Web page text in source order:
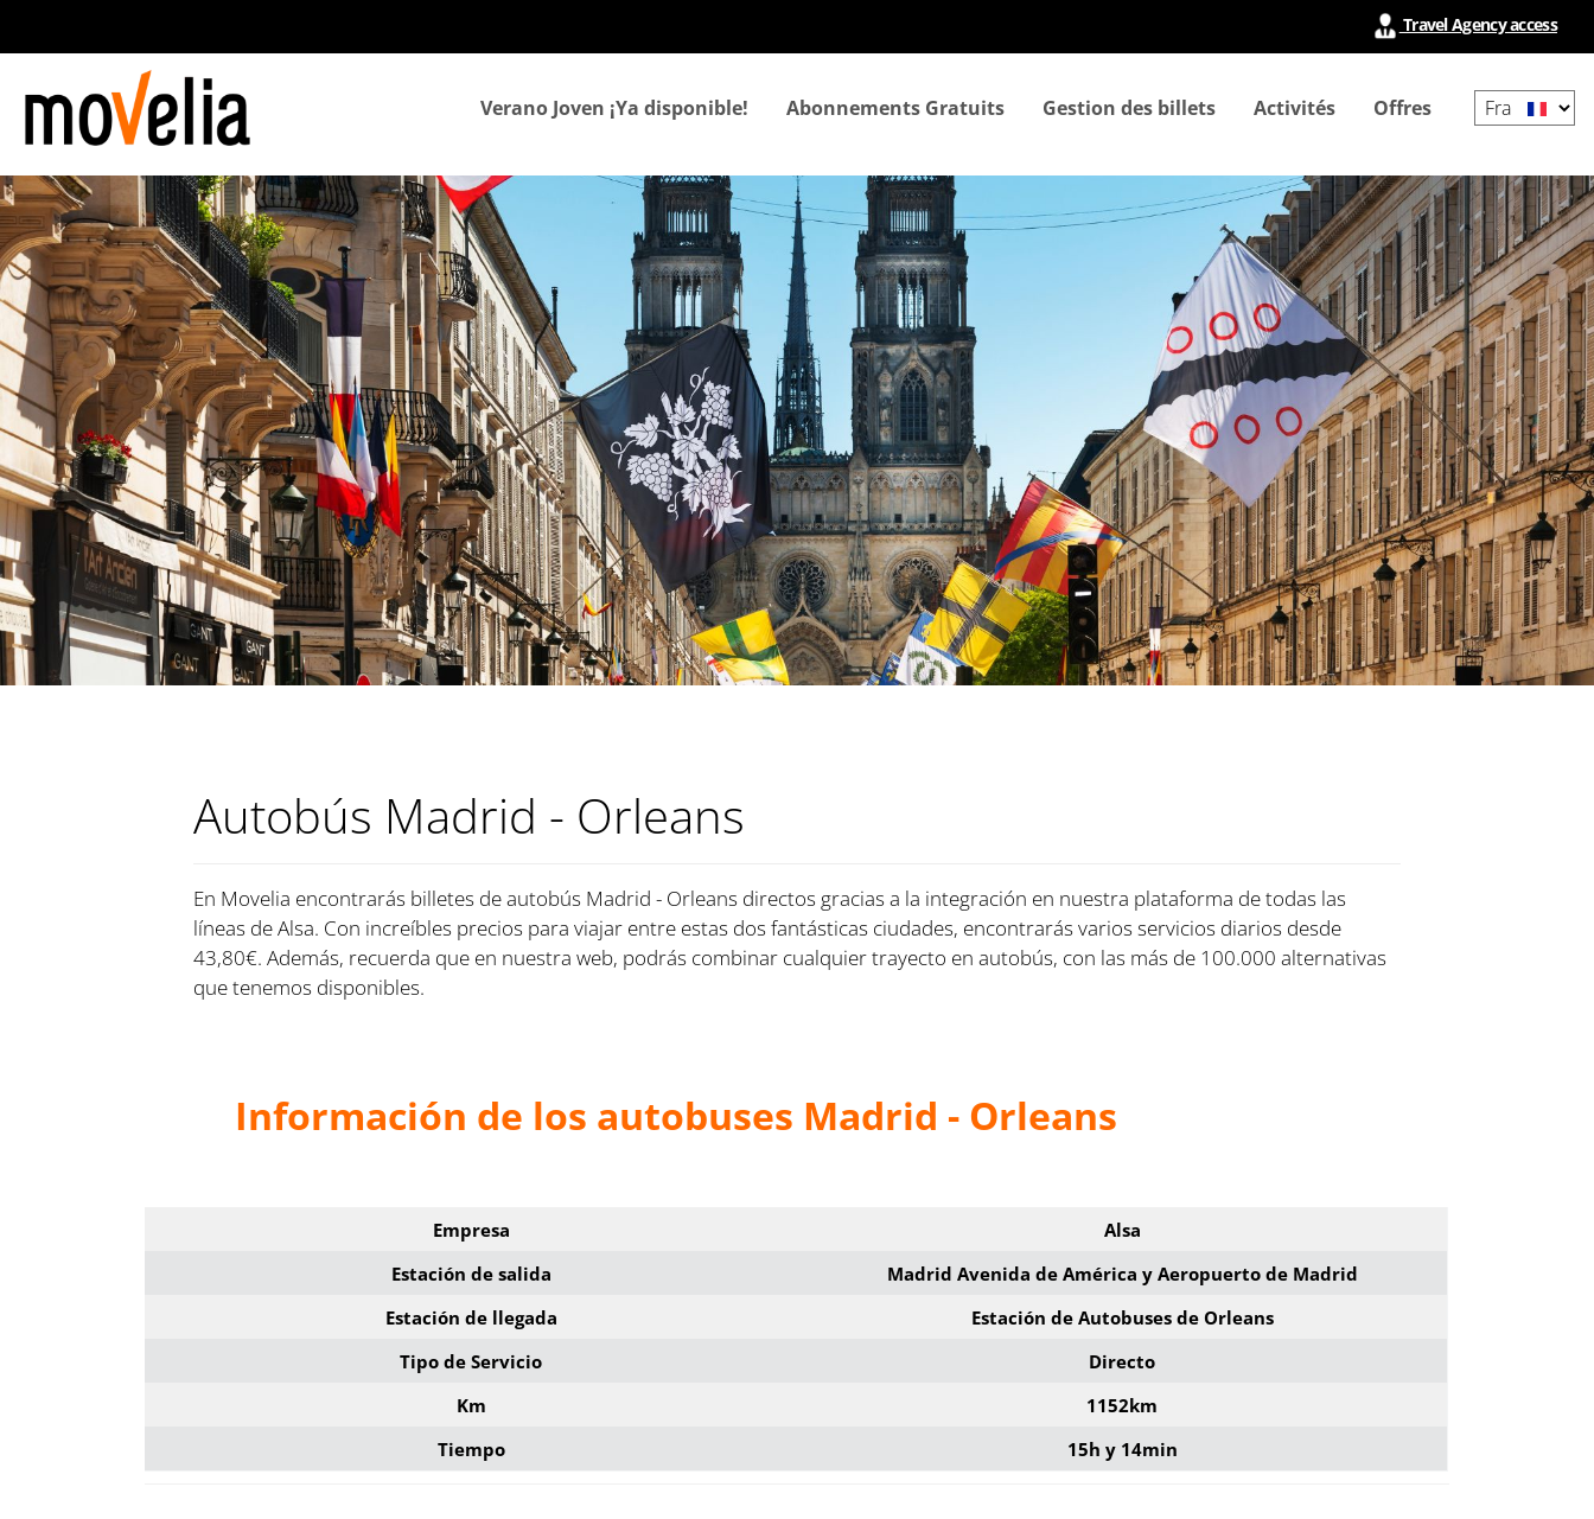
principal
Travel Agency access
NavegaciónVerano Joven ¡Ya disponible! Abonnements Gratuits Gestion des billets Activités Offres
your
Autobús Madrid - Orleans
En Movelia encontrarás billetes de autobús Madrid - Orleans directos gracias a la integración en nuestra plataforma de todas las
líneas de Alsa. Con increíbles precios para viajar entre estas dos fantásticas ciudades, encontrarás varios servicios diarios desde
43,80€. Además, recuerda que en nuestra web, podrás combinar cualquier trayecto en autobús, con las más de 100.000 alternativas
que tenemos disponibles.
Información de los autobuses Madrid - Orleans
Empresa
Alsa
Estación de salida
Madrid Avenida de América y Aeropuerto de Madrid
Estación de llegada
Estación de Autobuses de Orleans
Tipo de Servicio
Directo
Km
1152km
Tiempo
15h y 14min